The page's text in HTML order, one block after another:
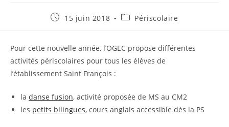
Publication
15 juin 2018
PostPériscolaire
Pour cette nouvelle année, l’OGEC propose différentes
activités périscolaires pour tous les élèves de
l’établissement Saint François :
la danse fusion, activité proposée de MS au CM2
les petits bilingues, cours anglais accessible dès la PS